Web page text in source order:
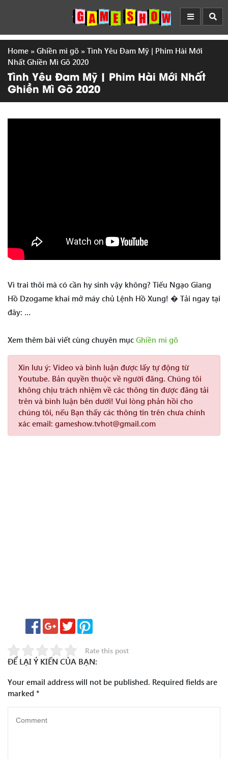
Home » Ghiền mì gõ » Tình Yêu Đam Mỹ | Phim Hài Mới
Nhất Ghiền Mì Gõ 2020
Tình Yêu Đam Mỹ | Phim Hài Mới Nhất
Ghiền Mì Gõ 2020
Vì trai thôi mà có cần hy sinh vậy không? Tiếu Ngạo Giang
Hồ Dzogame khai mở máy chủ Lệnh Hồ Xung! � Tải ngay tại
đây: …
Xem thêm bài viết cùng chuyên mục Ghiền mì gõ
Xin lưu ý: Video và bình luận được lấy tự động từ
Youtube. Bản quyền thuộc về người đăng. Chúng tôi
không chịu trách nhiệm về các thông tin được đăng tải
trên và bình luận bên dưới! Vui lòng phản hồi cho
chúng tôi, nếu Bạn thấy các thông tin trên chưa chính
xác email: gameshow.tvhot@gmail.com
Rate this post
ĐỂ LẠI Ý KIẾN CỦA BẠN:
Your email address will not be published. Required fields are
marked *